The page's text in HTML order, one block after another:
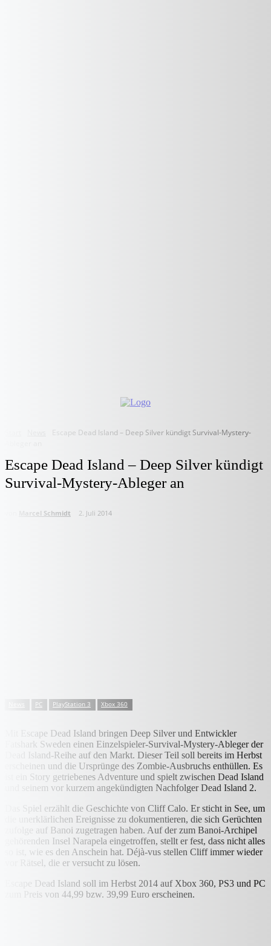
Escape Dead Island – Deep Silver kündigt Survival-Mystery-
Escape Dead Island – Deep Silver kündigt
Survival-Mystery-Ableger an
Marcel Schmidt 2. Juli 2014
PC PlayStation 3 Xbox 360
Mit Escape Dead Island bringen Deep Silver und Entwickler
Fatshark Sweden einen Einzelspieler-Survival-Mystery-Ableger der
Dead Island-Reihe auf den Markt. Dieser Teil soll bereits im Herbst
erscheinen und die Ursprünge des Zombie-Ausbruchs enthüllen. Es
ist ein Story getriebenes Adventure und spielt zwischen Dead Island
und seinem vor kurzem angekündigten Nachfolger Dead Island 2.
Das Spiel erzählt die Geschichte von Cliff Calo. Er sticht in See, um
die unerklärlichen Ereignisse zu dokumentieren, die sich Gerüchten
zufolge auf Banoi zugetragen haben. Auf der zum Banoi-Archipel
gehörenden Insel Narapela eingetroffen, stellt er fest, dass nicht alles
so ist, wie es den Anschein hat. Déjà-vus stellen Cliff immer wieder
vor Rätsel, die er versucht zu lösen.
Escape Dead Island soll im Herbst 2014 auf Xbox 360, PS3 und PC
zum Preis von 44,99 bzw. 39,99 Euro erscheinen.